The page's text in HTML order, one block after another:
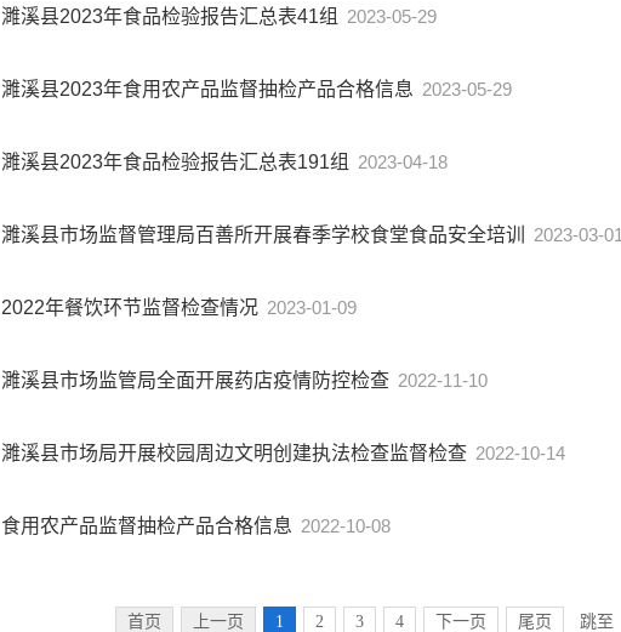
濉溪县2023年食品检验报告汇总表41组 2023-05-29
濉溪县2023年食用农产品监督抽检产品合格信息 2023-05-29
濉溪县2023年食品检验报告汇总表191组 2023-04-18
濉溪县市场监督管理局百善所开展春季学校食堂食品安全培训 2023-03-01
2022年餐饮环节监督检查情况 2023-01-09
濉溪县市场监管局全面开展药店疫情防控检查 2022-11-10
濉溪县市场局开展校园周边文明创建执法检查监督检查 2022-10-14
食用农产品监督抽检产品合格信息 2022-10-08
首页 上一页 1 2 3 4 下一页 尾页 跳至